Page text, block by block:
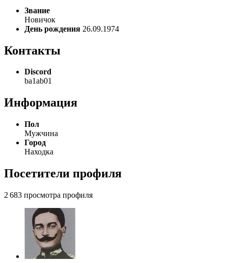
Звание
Новичок
День рождения 26.09.1974
Контакты
Discord
ba1ab01
Информация
Пол
Мужчина
Город
Находка
Посетители профиля
2 683 просмотра профиля